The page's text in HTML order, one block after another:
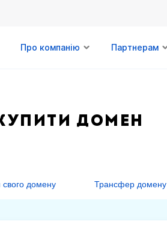
Про компанію Партнерам
домен
свого домену Трансфер домену